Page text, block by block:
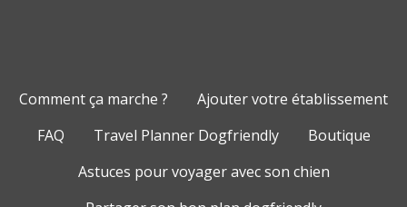
Comment ça marche ?
Ajouter votre établissement
FAQ
Travel Planner Dogfriendly
Boutique
Astuces pour voyager avec son chien